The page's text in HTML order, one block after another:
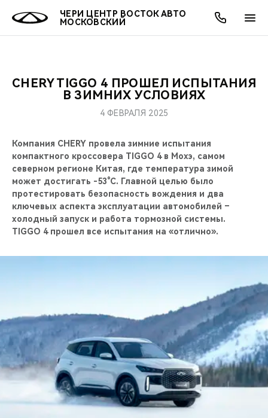
ЧЕРИ ЦЕНТР ВОСТОК АВТО
МОСКОВСКИЙ
МОДЕЛИ
КРОССОВЕРЫ
СЕДАНЫ
НОВИНКИ
ПОКУПАТЕЛЯМ
КРЕДИТ И СТРАХОВАНИЕ
ВЛАДЕЛЬЦАМ
ЗАПЧАСТИ И АКСЕССУАРЫ
ПОДДЕРЖКА
CHERY CONNECT
МИР CHERY
О БРЕНДЕ
CHERY В СОЦСЕТЯХ
ЛЮДИ CHERY
БЛАГОТВОРИТЕЛЬНОСТЬ
НАШИ МЕРОПРИЯТИЯ
ВИДЕООБЗОРЫ
CHERY ДЛЯ ДЕТЕЙ
АКЦИИ
ОНЛАЙН СЕРВИСЫ
КРЕДИТ
О КОМПАНИИ
МЫ В СОЦСЕТЯХ
CHERY TIGGO 4 ПРОШЕЛ ИСПЫТАНИЯ
В ЗИМНИХ УСЛОВИЯХ
4 ФЕВРАЛЯ 2025
Компания CHERY провела зимние испытания
компактного кроссовера TIGGO 4 в Мохэ, самом
северном регионе Китая, где температура зимой
может достигать -53°C. Главной целью было
протестировать безопасность вождения и два
ключевых аспекта эксплуатации автомобилей –
холодный запуск и работа тормозной системы.
TIGGO 4 прошел все испытания на «отлично».